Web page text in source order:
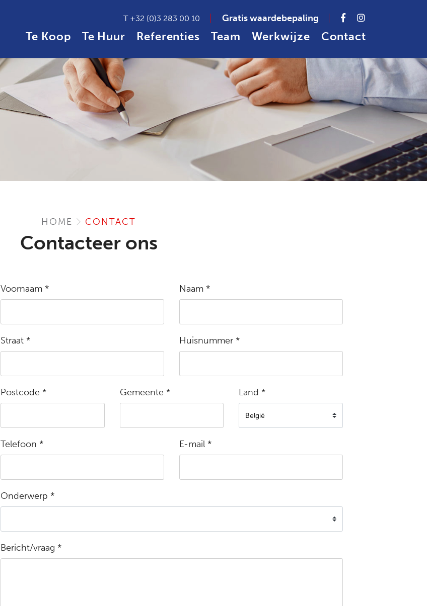
T +32 (0)3 283 00 10 Gratis waardebepaling
Te Koop Te Huur Referenties Team Werkwijze Contact
HOME CONTACT
Contacteer ons
Voornaam * Naam *
Straat * Huisnummer *
Postcode * Gemeente * Land *
Telefoon * E-mail *
Onderwerp *
Bericht/vraag *